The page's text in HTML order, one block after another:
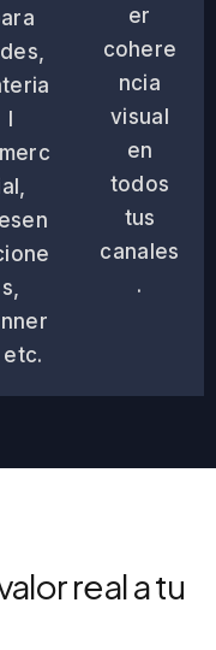
l
s,
etc.
er
cohere
ncia
visual
en
todos
tus
canales
.
real a tu